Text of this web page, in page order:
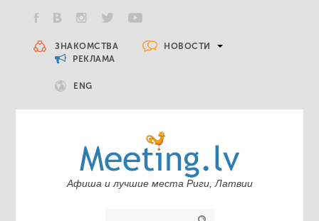
ЗНАКОМСТВА
НОВОСТИ
РЕКЛАМА
ENG
Афиша и лучшие места Риги, Латвии